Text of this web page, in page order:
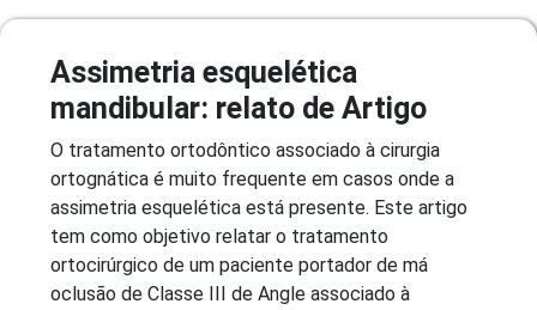
Assimetria esquelética
mandibular: relato de Artigo
O tratamento ortodôntico associado à cirurgia
ortognática é muito frequente em casos onde a
assimetria esquelética está presente. Este artigo
tem como objetivo relatar o tratamento
ortocirúrgico de um paciente portador de má
oclusão de Classe III de Angle associado à